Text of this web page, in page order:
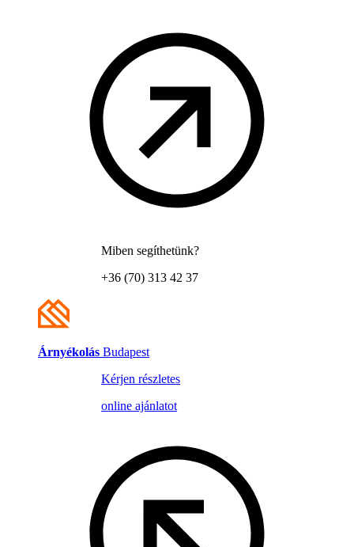
Miben segíthetünk?
+36 (70) 313 42 37
Árnyékolás Budapest
Kérjen részletes
online ajánlatot